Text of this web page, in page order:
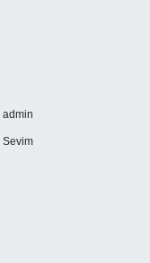
admin
Sevim